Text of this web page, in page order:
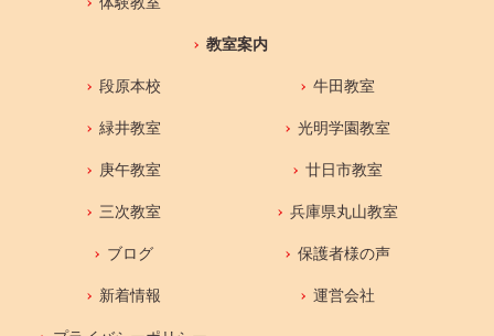
教室案内
段原本校 牛田教室
緑井教室 光明学園教室
庚午教室 廿日市教室
三次教室 兵庫県丸山教室
ブログ 保護者様の声
新着情報 運営会社